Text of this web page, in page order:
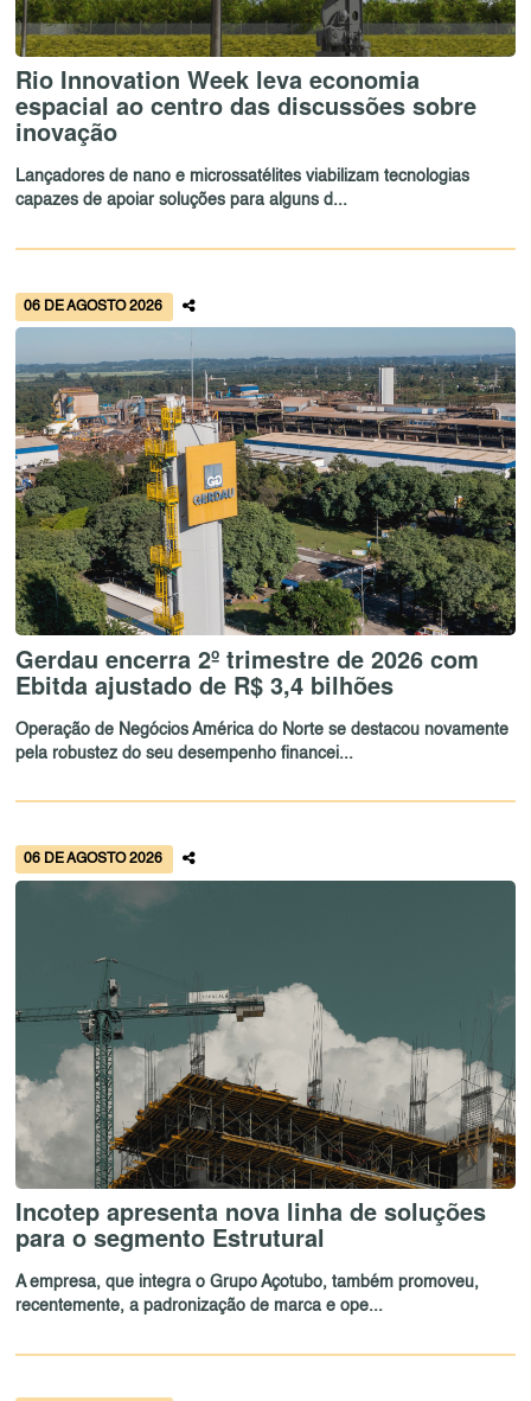
Rio Innovation Week leva economia
espacial ao centro das discussões sobre
inovação
Lançadores de nano e microssatélites viabilizam tecnologias
capazes de apoiar soluções para alguns d...
06 DE AGOSTO 2026
Gerdau encerra 2º trimestre de 2026 com
Ebitda ajustado de R$ 3,4 bilhões
Operação de Negócios América do Norte se destacou novamente
pela robustez do seu desempenho financei...
06 DE AGOSTO 2026
Incotep apresenta nova linha de soluções
para o segmento Estrutural
A empresa, que integra o Grupo Açotubo, também promoveu,
recentemente, a padronização de marca e ope...